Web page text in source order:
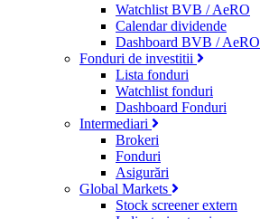
Watchlist BVB / AeRO
Calendar dividende
Dashboard BVB / AeRO
Fonduri de investitii
Lista fonduri
Watchlist fonduri
Dashboard Fonduri
Intermediari
Brokeri
Fonduri
Asigurări
Global Markets
Stock screener extern